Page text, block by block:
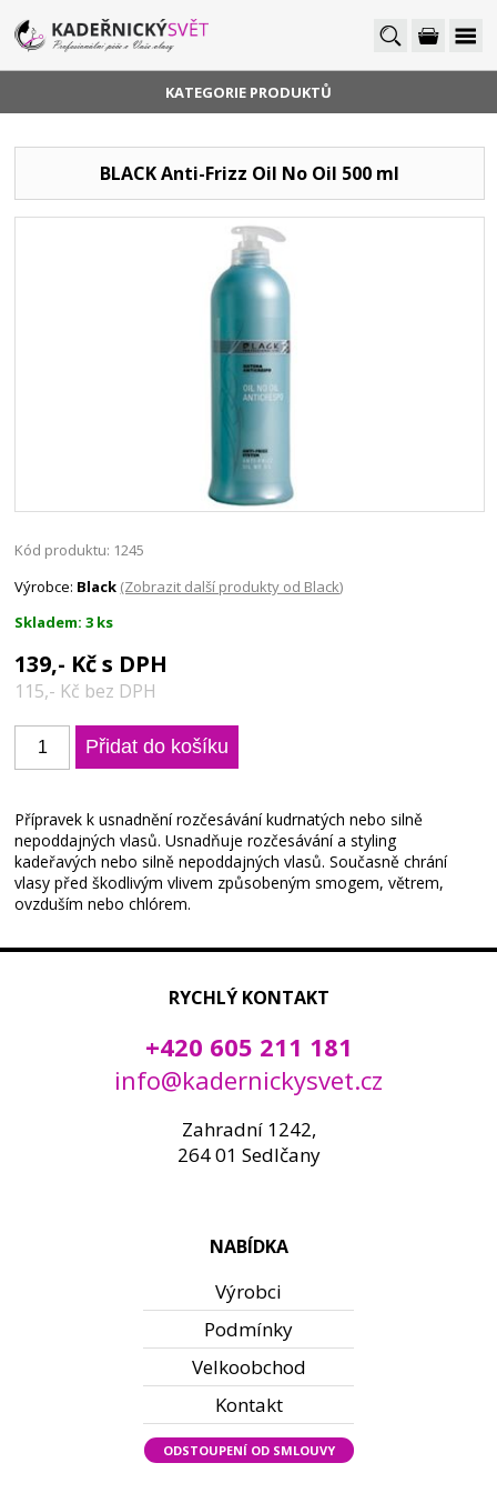
KATEGORIE PRODUKTŮ
BLACK Anti-Frizz Oil No Oil 500 ml
Kód produktu: 1245
Výrobce: Black (Zobrazit další produkty od Black)
Skladem: 3 ks
139,- Kč s DPH
115,- Kč bez DPH
Přípravek k usnadnění rozčesávání kudrnatých nebo silně
nepoddajných vlasů. Usnadňuje rozčesávání a styling
kadeřavých nebo silně nepoddajných vlasů. Současně chrání
vlasy před škodlivým vlivem způsobeným smogem, větrem,
ovzduším nebo chlórem.
RYCHLÝ KONTAKT
+420 605 211 181
info@kadernickysvet.cz
Zahradní 1242,
264 01 Sedlčany
NABÍDKA
Výrobci
Podmínky
Velkoobchod
Kontakt
ODSTOUPENÍ OD SMLOUVY